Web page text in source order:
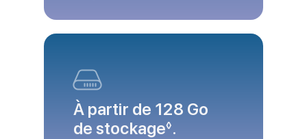
À partir de 128 Go
de stockage◊Renvoi aux
.